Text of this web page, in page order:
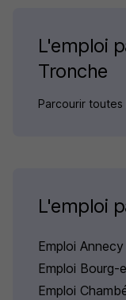
L'emploi
Tronche
Parcourir
L'emploi
Emploi Annecy
Emploi Bourg-
Emploi